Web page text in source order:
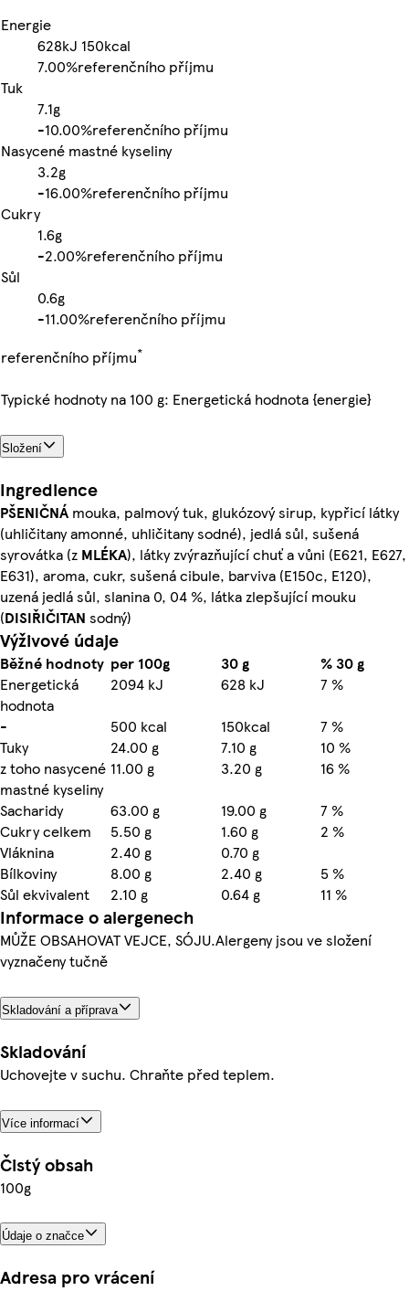
Energie
628kJ 150kcal
7.00%referenčního příjmu
Tuk
7.1g
-10.00%referenčního příjmu
Nasycené mastné kyseliny
3.2g
-16.00%referenčního příjmu
Cukry
1.6g
-2.00%referenčního příjmu
Sůl
0.6g
-11.00%referenčního příjmu
referenčního příjmu*
Typické hodnoty na 100 g: Energetická hodnota {energie}
Složení
Ingredience
PŠENIČNÁ mouka, palmový tuk, glukózový sirup, kypřicí látky
(uhličitany amonné, uhličitany sodné), jedlá sůl, sušená
syrovátka (z MLÉKA), látky zvýrazňující chuť a vůni (E621, E627,
E631), aroma, cukr, sušená cibule, barviva (E150c, E120),
uzená jedlá sůl, slanina 0, 04 %, látka zlepšující mouku
(DISIŘIČITAN sodný)
Výživové údaje
Běžné hodnoty per 100g 30 g
% 30 g
Energetická
hodnota
2094 kJ 628 kJ
7 %
-
500 kcal 150kcal
7 %
Tuky
24.00 g 7.10 g
10 %
z toho nasycené
mastné kyseliny
11.00 g 3.20 g
16 %
Sacharidy
63.00 g 19.00 g
7 %
Cukry celkem
5.50 g 1.60 g
2 %
Vláknina
2.40 g
0.70 g
Bílkoviny
8.00 g 2.40 g
5 %
Sůl ekvivalent
2.10 g 0.64 g 11 %
Informace o alergenech
MŮŽE OBSAHOVAT VEJCE, SÓJU.Alergeny jsou ve složení
vyznačeny tučně
Skladování a příprava
Skladování
Uchovejte v suchu. Chraňte před teplem.
Více informací
Čistý obsah
100g
Údaje o značce
Adresa pro vrácení